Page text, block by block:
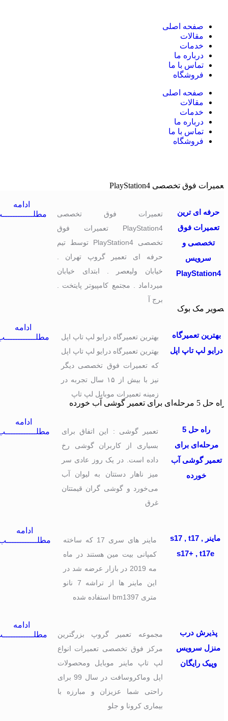
صفحه اصلی
مقالات
خدمات
درباره ما
تماس با ما
فروشگاه
صفحه اصلی
مقالات
خدمات
درباره ما
تماس با ما
فروشگاه
حرفه ای ترین
تعمیرات فوق
تخصصی و
سرویس
PlayStation4
تعمیرات فوق تخصصی
PlayStation4 تعمیرات فوق
تخصصی PlayStation4 توسط تیم
حرفه ای تعمیر گروپ تهران .
خیابان ولیعصر . ابتدای خیابان
میرداماد . مجتمع کامپیوتر پایتخت .
برج آ
ادامه
بهترین تعمیرگاه
درایو لپ تاپ اپل
بهترین تعمیرگاه درایو لپ تاپ اپل
بهترین تعمیرگاه درایو لپ تاپ اپل
که تعمیرات فوق تخصصی دیگر
نیز با بیش از ۱۵ سال تجربه در
زمینه تعمیرات موبایل لپ تاپ
ادامه
مطلــــــــــــب
راه حل 5
مرحله‌ای برای
تعمیر گوشی آب
خورده
تعمیر گوشی : این اتفاق برای
بسیاری از کاربران گوشی رخ
داده‌ است. در یک روز عادی سر
میز ناهار دستتان به لیوان آب
می‌خورد و گوشی گران قیمتتان
غرق
ادامه
مطلــــــــــــب
ماینر s17 , t17 ,
s17+ , t17e
ماینر های سری 17 که ساخته
کمپانی بیت مین هستند در ماه
مه 2019 در بازار عرضه شد در
این ماینر ها از تراشه 7 نانو
متری bm1397 استفاده شده
ادامه
مطلــــــــــــب
پذیرش درب
منزل سرویس
وپیک رایگان
مجموعه تعمیر گروپ بزرگترین
مرکز فوق تخصصی تعمیرات انواع
لپ تاپ ماینر موبایل ومحصولات
اپل وماکروسافت در سال 99 برای
راحتی شما عزیزان و مبارزه با
بیماری کرونا و جلو
ادامه